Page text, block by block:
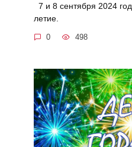
7 и 8 сентября 2024
летие.
0 498